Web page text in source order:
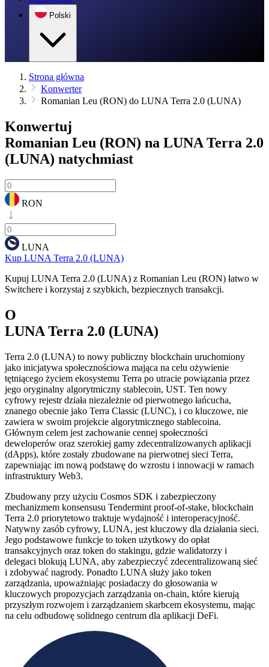
Polski
Strona główna
Konwerter
Romanian Leu (RON) do LUNA Terra 2.0 (LUNA)
Konwertuj
Romanian Leu (RON) na LUNA Terra 2.0
(LUNA) natychmiast
RON
LUNA
Kup LUNA Terra 2.0 (LUNA)
Kupuj LUNA Terra 2.0 (LUNA) z Romanian Leu (RON) łatwo w
Switchere i korzystaj z szybkich, bezpiecznych transakcji.
O
LUNA Terra 2.0 (LUNA)
Terra 2.0 (LUNA) to nowy publiczny blockchain uruchomiony
jako inicjatywa społecznościowa mająca na celu ożywienie
tętniącego życiem ekosystemu Terra po utracie powiązania przez
jego oryginalny algorytmiczny stablecoin, UST. Ten nowy
cyfrowy rejestr działa niezależnie od pierwotnego łańcucha,
znanego obecnie jako Terra Classic (LUNC), i co kluczowe, nie
zawiera w swoim projekcie algorytmicznego stablecoina.
Głównym celem jest zachowanie cennej społeczności
deweloperów oraz szerokiej gamy zdecentralizowanych aplikacji
(dApps), które zostały zbudowane na pierwotnej sieci Terra,
zapewniając im nową podstawę do wzrostu i innowacji w ramach
infrastruktury Web3.
Zbudowany przy użyciu Cosmos SDK i zabezpieczony
mechanizmem konsensusu Tendermint proof-of-stake, blockchain
Terra 2.0 priorytetowo traktuje wydajność i interoperacyjność.
Natywny zasób cyfrowy, LUNA, jest kluczowy dla działania sieci.
Jego podstawowe funkcje to token użytkowy do opłat
transakcyjnych oraz token do stakingu, gdzie walidatorzy i
delegaci blokują LUNA, aby zabezpieczyć zdecentralizowaną sieć
i zdobywać nagrody. Ponadto LUNA służy jako token
zarządzania, upoważniając posiadaczy do głosowania w
kluczowych propozycjach zarządzania on-chain, które kierują
przyszłym rozwojem i zarządzaniem skarbcem ekosystemu, mając
na celu odbudowę solidnego centrum dla aplikacji DeFi.